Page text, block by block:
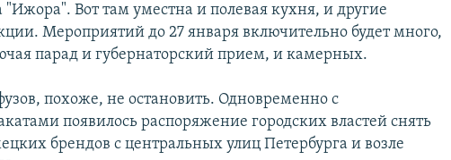
Вот там уместна и полевая кухня, и другие
Мероприятий до 27 января включительно будет много,
парад и губернаторский прием, и камерных.
похоже, не остановить. Одновременно с
появилось распоряжение городских властей снять
брендов с центральных улиц Петербурга и возле